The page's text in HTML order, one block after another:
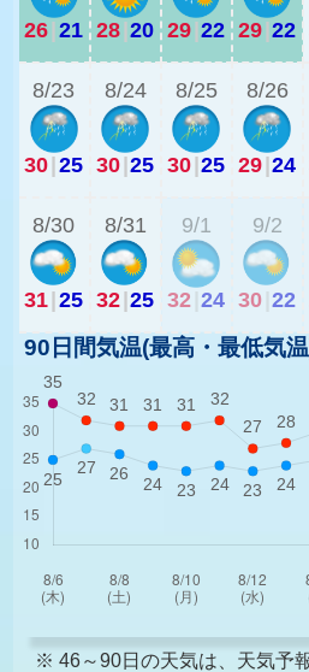
26 21 28 20 29 22 29 22
8/23
30 25
8/24
30 25
8/25
30 25
8/26
29 24
8/30
31 25
8/31
32 25
9/1
32 24
9/2
30 22
90日間気温(最高・最低気
※ 46～90日の天気は、天気予